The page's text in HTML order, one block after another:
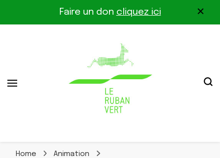
Faire un don cliquez ici
Le Ruban Vert
Home Animation